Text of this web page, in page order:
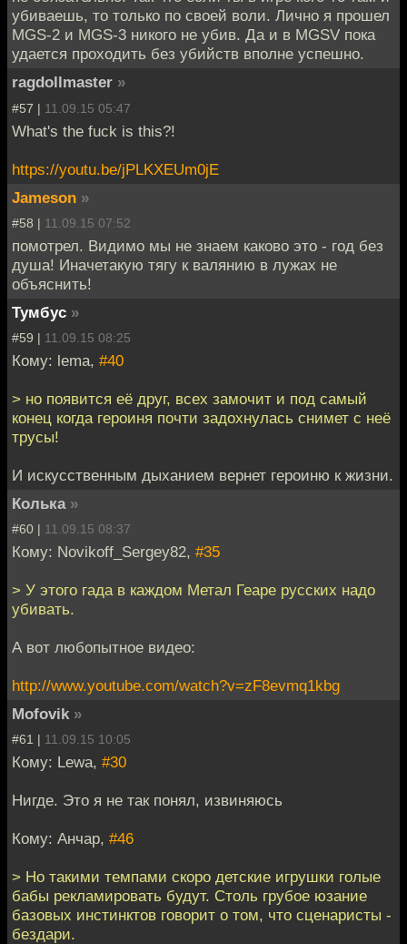
убиваешь, то только по своей воли. Лично я прошел
MGS-2 и MGS-3 никого не убив. Да и в MGSV пока
удается проходить без убийств вполне успешно.
ragdollmaster »
#57 | 11.09.15 05:47
What's the fuck is this?!
https://youtu.be/jPLKXEUm0jE
Jameson »
#58 | 11.09.15 07:52
помотрел. Видимо мы не знаем каково это - год без
душа! Иначетакую тягу к валянию в лужах не
объяснить!
Тумбус »
#59 | 11.09.15 08:25
Кому: lema, #40
> но появится её друг, всех замочит и под самый
конец когда героиня почти задохнулась снимет с неё
трусы!
И искусственным дыханием вернет героиню к жизни.
Колька »
#60 | 11.09.15 08:37
Кому: Novikoff_Sergey82, #35
> У этого гада в каждом Метал Геаре русских надо
убивать.
А вот любопытное видео:
http://www.youtube.com/watch?v=zF8evmq1kbg
Mofovik »
#61 | 11.09.15 10:05
Кому: Lewa, #30
Нигде. Это я не так понял, извиняюсь
Кому: Анчар, #46
> Но такими темпами скоро детские игрушки голые
бабы рекламировать будут. Столь грубое юзание
базовых инстинктов говорит о том, что сценаристы -
бездари.